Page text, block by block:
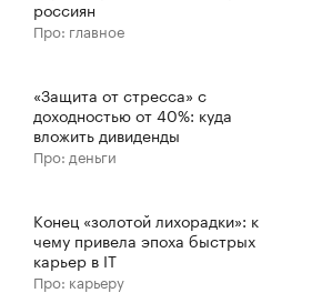
россиян
Про: главное
«Защита от стресса» с
доходностью от 40%: куда
вложить дивиденды
Про: деньги
Конец «золотой лихорадки»: к
чему привела эпоха быстрых
карьер в IT
Про: карьеру